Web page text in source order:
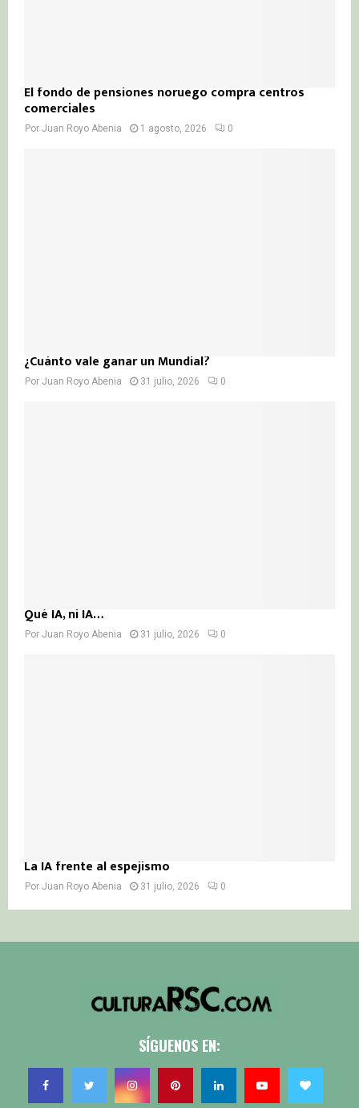
El fondo de pensiones noruego compra centros
comerciales
Por Juan Royo Abenia 1 agosto, 2026 0
¿Cuánto vale ganar un Mundial?
Por Juan Royo Abenia 31 julio, 2026 0
Qué IA, ni IA…
Por Juan Royo Abenia 31 julio, 2026 0
La IA frente al espejismo
Por Juan Royo Abenia 31 julio, 2026 0
SÍGUENOS EN: